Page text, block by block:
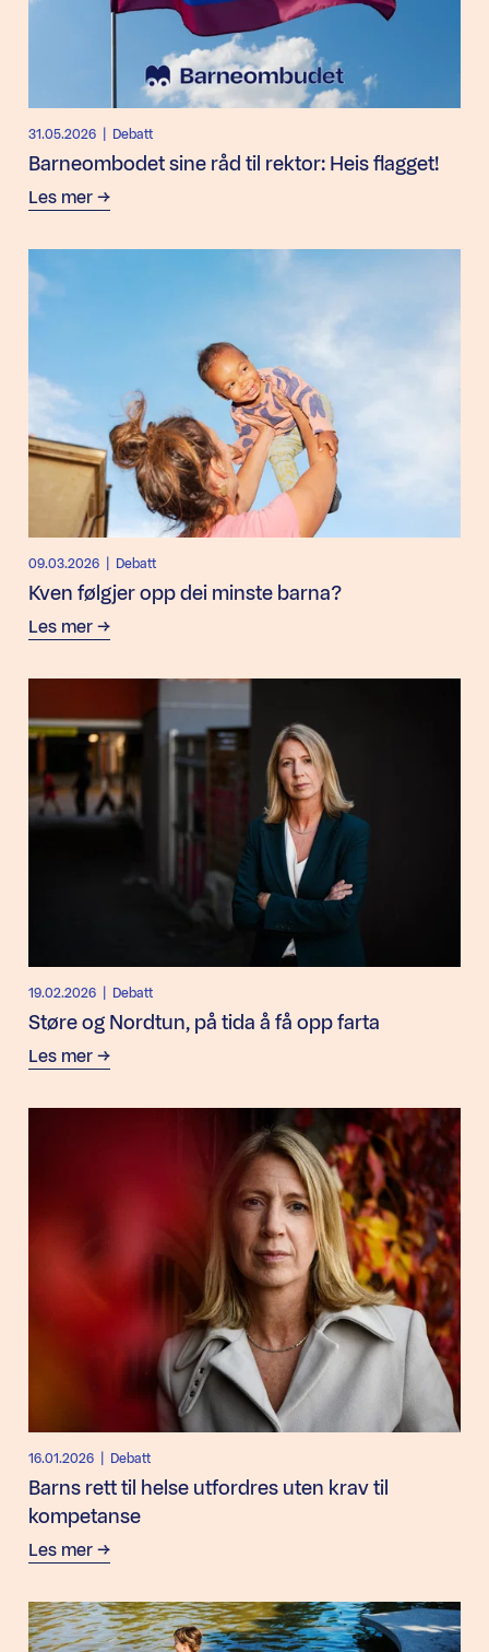
31.05.2026 | Debatt
Barneombodet sine råd til rektor: Heis flagget!
Les mer
09.03.2026 | Debatt
Kven følgjer opp dei minste barna?
Les mer
19.02.2026 | Debatt
Støre og Nordtun, på tida å få opp farta
Les mer
16.01.2026 | Debatt
Barns rett til helse utfordres uten krav til
kompetanse
Les mer